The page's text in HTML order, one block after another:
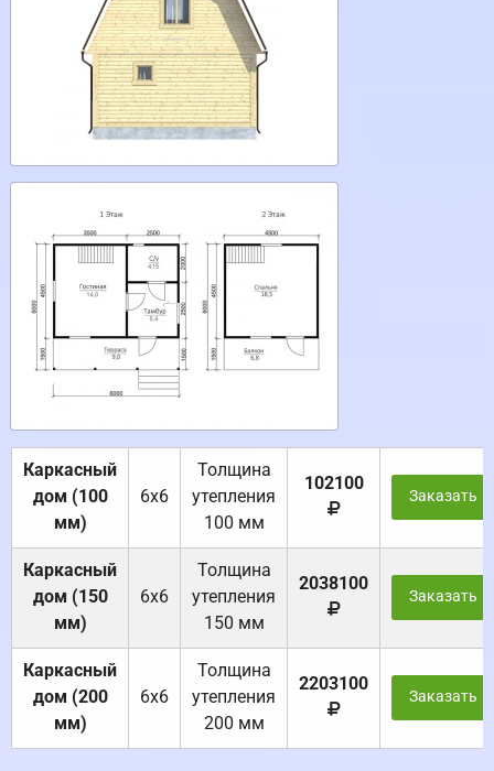
Каркасный
дом (100
мм)
6х6
Толщина
утепления
100 мм
102100
Заказать
Каркасный
дом (150
мм)
6х6
Толщина
утепления
150 мм
2038100
Заказать
Каркасный
дом (200
мм)
6х6
Толщина
утепления
200 мм
2203100
Заказать